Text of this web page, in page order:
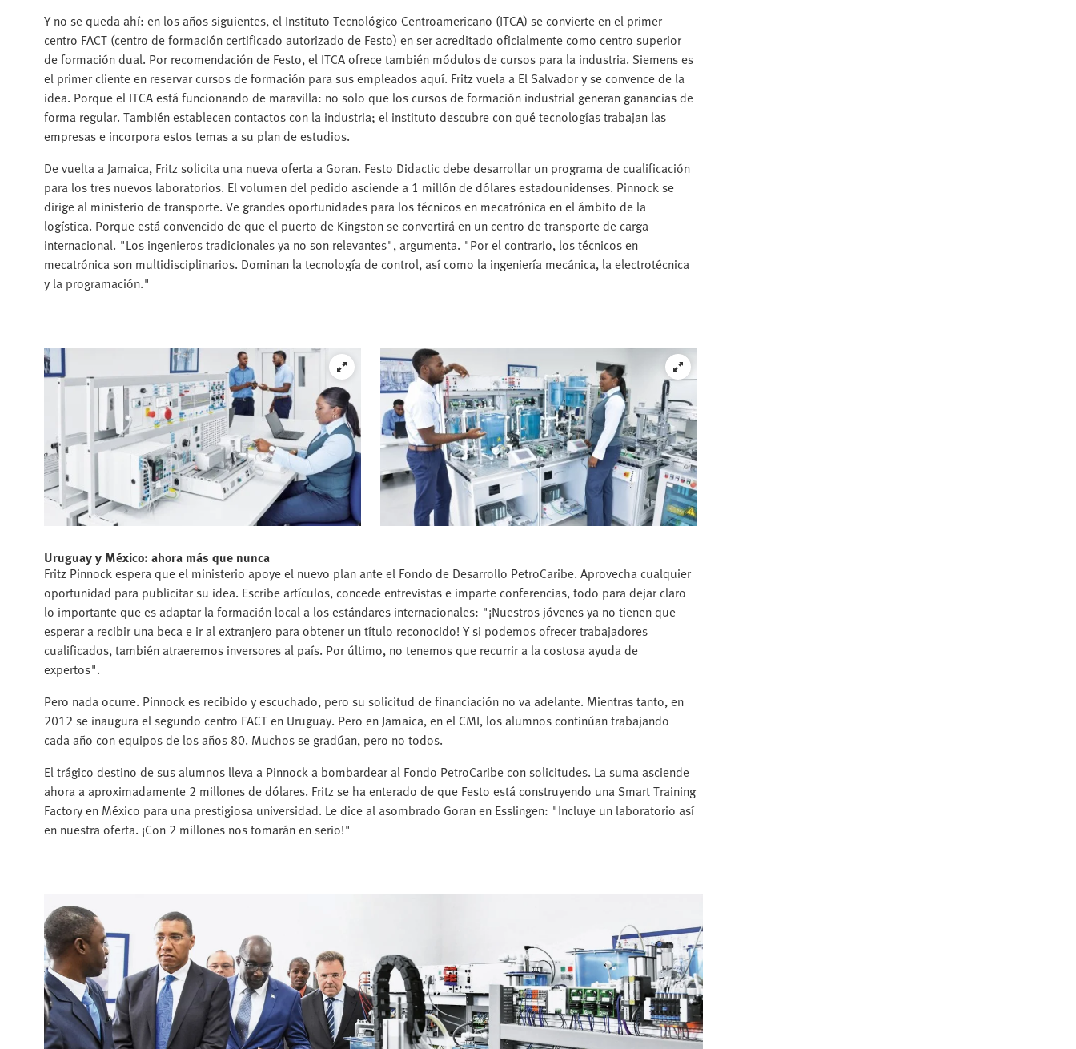
Y no se queda ahí: en los años siguientes, el Instituto Tecnológico Centroamericano (ITCA) se convierte en el primer
centro FACT (centro de formación certificado autorizado de Festo) en ser acreditado oficialmente como centro superior
de formación dual. Por recomendación de Festo, el ITCA ofrece también módulos de cursos para la industria. Siemens es
el primer cliente en reservar cursos de formación para sus empleados aquí. Fritz vuela a El Salvador y se convence de la
idea. Porque el ITCA está funcionando de maravilla: no solo que los cursos de formación industrial generan ganancias de
forma regular. También establecen contactos con la industria; el instituto descubre con qué tecnologías trabajan las
empresas e incorpora estos temas a su plan de estudios.
De vuelta a Jamaica, Fritz solicita una nueva oferta a Goran. Festo Didactic debe desarrollar un programa de cualificación
para los tres nuevos laboratorios. El volumen del pedido asciende a 1 millón de dólares estadounidenses. Pinnock se
dirige al ministerio de transporte. Ve grandes oportunidades para los técnicos en mecatrónica en el ámbito de la
logística. Porque está convencido de que el puerto de Kingston se convertirá en un centro de transporte de carga
internacional. "Los ingenieros tradicionales ya no son relevantes", argumenta. "Por el contrario, los técnicos en
mecatrónica son multidisciplinarios. Dominan la tecnología de control, así como la ingeniería mecánica, la electrotécnica
y la programación."
Uruguay y México: ahora más que nunca
Fritz Pinnock espera que el ministerio apoye el nuevo plan ante el Fondo de Desarrollo PetroCaribe. Aprovecha cualquier
oportunidad para publicitar su idea. Escribe artículos, concede entrevistas e imparte conferencias, todo para dejar claro
lo importante que es adaptar la formación local a los estándares internacionales: "¡Nuestros jóvenes ya no tienen que
esperar a recibir una beca e ir al extranjero para obtener un título reconocido! Y si podemos ofrecer trabajadores
cualificados, también atraeremos inversores al país. Por último, no tenemos que recurrir a la costosa ayuda de
expertos".
Pero nada ocurre. Pinnock es recibido y escuchado, pero su solicitud de financiación no va adelante. Mientras tanto, en
2012 se inaugura el segundo centro FACT en Uruguay. Pero en Jamaica, en el CMI, los alumnos continúan trabajando
cada año con equipos de los años 80. Muchos se gradúan, pero no todos.
El trágico destino de sus alumnos lleva a Pinnock a bombardear al Fondo PetroCaribe con solicitudes. La suma asciende
ahora a aproximadamente 2 millones de dólares. Fritz se ha enterado de que Festo está construyendo una Smart Training
Factory en México para una prestigiosa universidad. Le dice al asombrado Goran en Esslingen: "Incluye un laboratorio así
en nuestra oferta. ¡Con 2 millones nos tomarán en serio!"